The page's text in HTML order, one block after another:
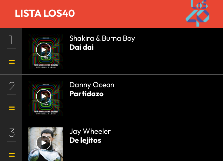
LISTA LOS40
1
Shakira & Burna Boy
Dai dai
2
Danny Ocean
Partidazo
3
Jay Wheeler
De lejitos